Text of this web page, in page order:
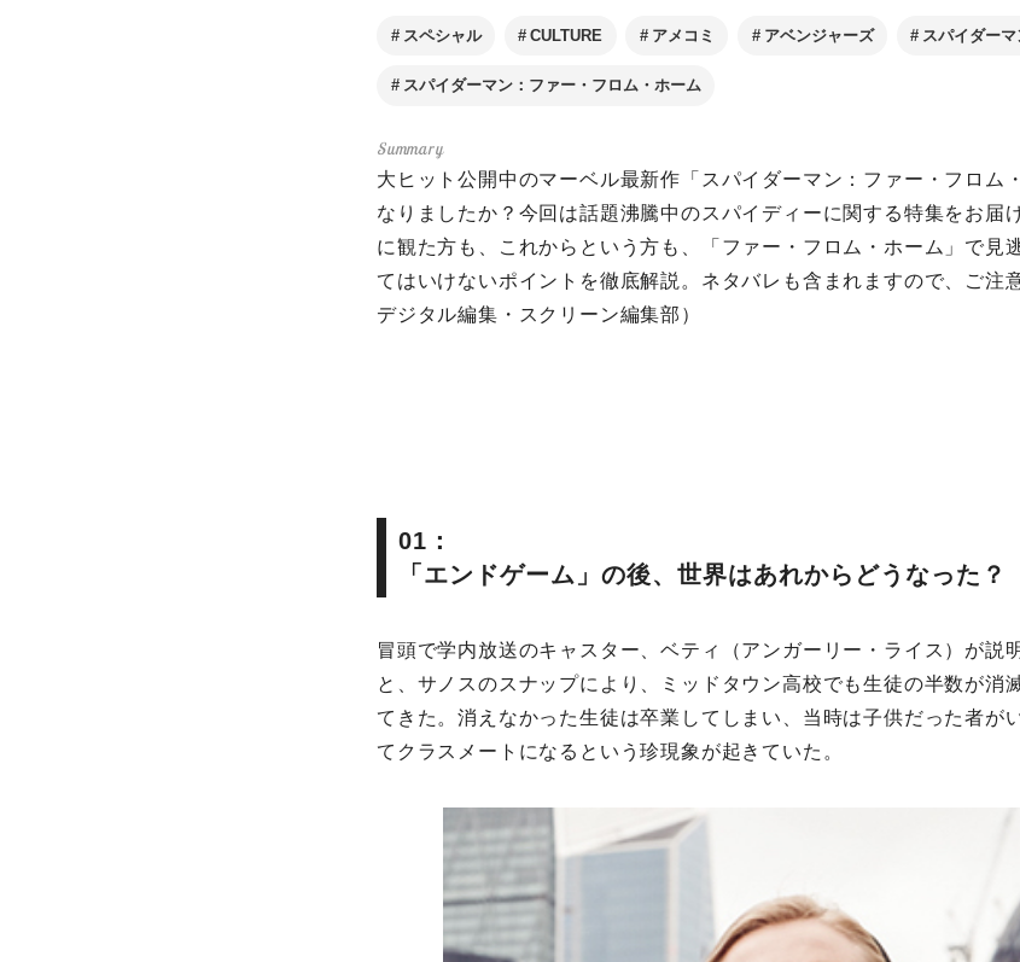
スペシャル CULTURE アメコミ アベンジャーズ スパイダーマ
スパイダーマン：ファー・フロム・ホーム
大ヒット公開中のマーベル最新作「スパイダーマン：ファー・フロム
なりましたか？今回は話題沸騰中のスパイディーに関する特集をお届
に観た方も、これからという方も、「ファー・フロム・ホーム」で見
てはいけないポイントを徹底解説。ネタバレも含まれますので、ご注
デジタル編集・スクリーン編集部）
01：
「エンドゲーム」の後、世界はあれからどうなった？
冒頭で学内放送のキャスター、ベティ（アンガーリー・ライス）が説
と、サノスのスナップにより、ミッドタウン高校でも生徒の半数が消
てきた。消えなかった生徒は卒業してしまい、当時は子供だった者が
てクラスメートになるという珍現象が起きていた。